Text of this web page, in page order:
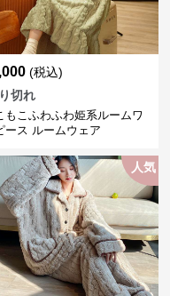
(税込)
切れ
もこふわふわ姫系ルームワ
ース ルームウェア
人気